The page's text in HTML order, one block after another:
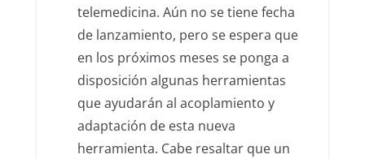
telemedicina. Aún no se tiene fecha
de lanzamiento, pero se espera que
en los próximos meses se ponga a
disposición algunas herramientas
que ayudarán al acoplamiento y
adaptación de esta nueva
herramienta. Cabe resaltar que un